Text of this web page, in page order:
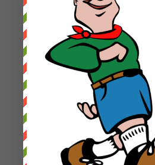
LesFortsTrotters Admin
Accueil
A propos
Contact
Programme Saison 25-26
Assisté : création événement
Assisté : Gérer les réservations
Assisté : création Newsletters
Les Courses de la Colline